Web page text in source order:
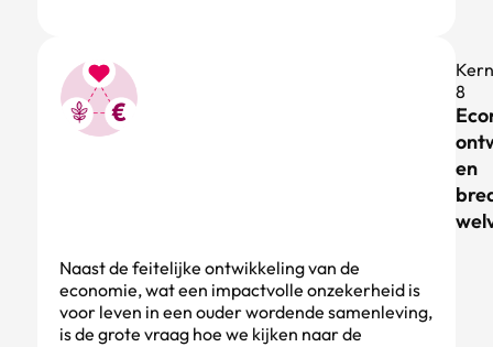
8
en
Naast de feitelijke ontwikkeling van de
economie, wat een impactvolle onzekerheid is
voor leven in een ouder wordende samenleving,
is de grote vraag hoe we kijken naar de